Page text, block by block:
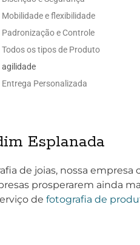
Mobilidade e flexibilidade
Padronização e Controle
Todos os tipos de Produto
agilidade
Entrega Personalizada
Esplanada
de joias, nossa empresa
prosperarem ainda
de fotografia de